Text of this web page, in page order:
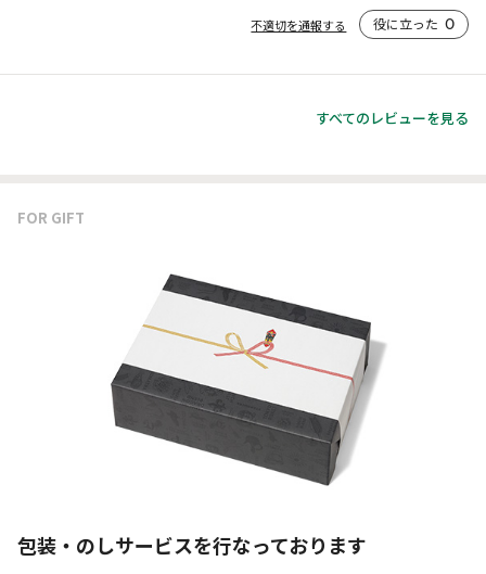
不適切を通報する 役に立った 0
すべてのレビューを見る
FOR GIFT
包装・のしサービスを行なっております